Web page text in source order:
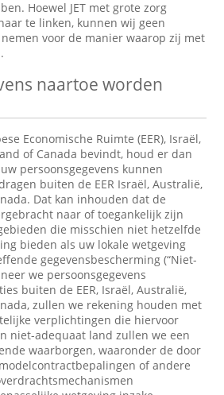
Hoewel JET met grote zorg
te linken, kunnen wij geen
voor de manier waarop zij met
naartoe worden
Economische Ruimte (EER), Israël,
of Canada bevindt, houd er dan
persoonsgegevens kunnen
buiten de EER Israël, Australië,
Dat kan inhouden dat de
naar of toegankelijk zijn
die misschien niet hetzelfde
bieden als uw lokale wetgeving
gegevensbescherming (“Niet-
we persoonsgegevens
buiten de EER, Israël, Australië,
zullen we rekening houden met
verplichtingen die hiervoor
niet-adequaat land zullen we een
waarborgen, waaronder de door
of andere